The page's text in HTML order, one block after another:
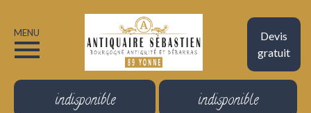
Devis
gratuit
MENU
indisponible indisponible